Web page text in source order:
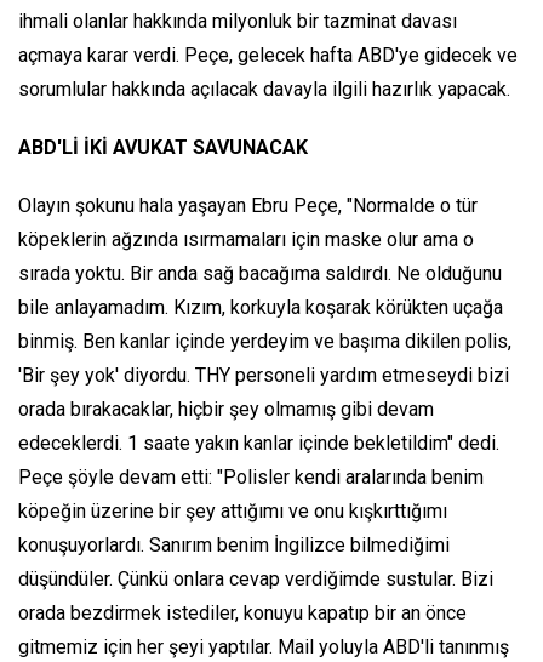
ihmali olanlar hakkında milyonluk bir tazminat davası
açmaya karar verdi. Peçe, gelecek hafta ABD'ye gidecek ve
sorumlular hakkında açılacak davayla ilgili hazırlık yapacak.
ABD'Lİ İKİ AVUKAT SAVUNACAK
Olayın şokunu hala yaşayan Ebru Peçe, "Normalde o tür
köpeklerin ağzında ısırmamaları için maske olur ama o
sırada yoktu. Bir anda sağ bacağıma saldırdı. Ne olduğunu
bile anlayamadım. Kızım, korkuyla koşarak körükten uçağa
binmiş. Ben kanlar içinde yerdeyim ve başıma dikilen polis,
'Bir şey yok' diyordu. THY personeli yardım etmeseydi bizi
orada bırakacaklar, hiçbir şey olmamış gibi devam
edeceklerdi. 1 saate yakın kanlar içinde bekletildim" dedi.
Peçe şöyle devam etti: "Polisler kendi aralarında benim
köpeğin üzerine bir şey attığımı ve onu kışkırttığımı
konuşuyorlardı. Sanırım benim İngilizce bilmediğimi
düşündüler. Çünkü onlara cevap verdiğimde sustular. Bizi
orada bezdirmek istediler, konuyu kapatıp bir an önce
gitmemiz için her şeyi yaptılar. Mail yoluyla ABD'li tanınmış